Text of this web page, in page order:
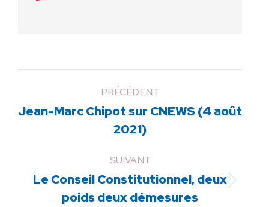
PRÉCÉDENT
Article
précédent
Jean-Marc Chipot sur CNEWS (4 août
2021)
SUIVANT
Article
suivant
Le Conseil Constitutionnel, deux
poids deux démesures